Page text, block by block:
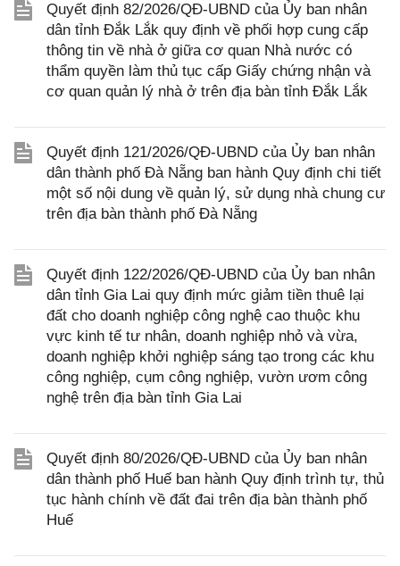
Quyết định 82/2026/QĐ-UBND của Ủy ban nhân
dân tỉnh Đắk Lắk quy định về phối hợp cung cấp
thông tin về nhà ở giữa cơ quan Nhà nước có
thẩm quyền làm thủ tục cấp Giấy chứng nhận và
cơ quan quản lý nhà ở trên địa bàn tỉnh Đắk Lắk
Quyết định 121/2026/QĐ-UBND của Ủy ban nhân
dân thành phố Đà Nẵng ban hành Quy định chi tiết
một số nội dung về quản lý, sử dụng nhà chung cư
trên địa bàn thành phố Đà Nẵng
Quyết định 122/2026/QĐ-UBND của Ủy ban nhân
dân tỉnh Gia Lai quy định mức giảm tiền thuê lại
đất cho doanh nghiệp công nghệ cao thuộc khu
vực kinh tế tư nhân, doanh nghiệp nhỏ và vừa,
doanh nghiệp khởi nghiệp sáng tạo trong các khu
công nghiệp, cụm công nghiệp, vườn ươm công
nghệ trên địa bàn tỉnh Gia Lai
Quyết định 80/2026/QĐ-UBND của Ủy ban nhân
dân thành phố Huế ban hành Quy định trình tự, thủ
tục hành chính về đất đai trên địa bàn thành phố
Huế